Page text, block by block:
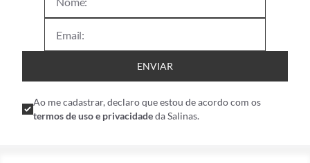
ENVIAR
Ao me cadastrar, declaro que estou de acordo com os
termos de uso e privacidadeda Salinas.